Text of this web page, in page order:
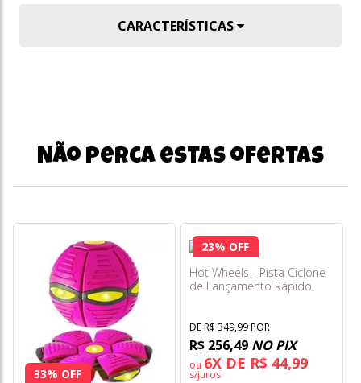
CARACTERÍSTICAS
Não perca estas ofertas
33% OFF
23% OFF
Hot Wheels - Pista Ciclone
de Lançamento Rápido
DE R$ 349,99 POR
R$ 256,49 NO PIX
ou 6X DE R$ 44,99
s/juros